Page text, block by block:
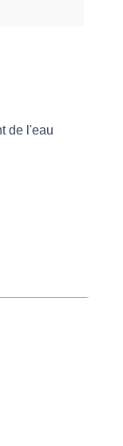
de l'eau